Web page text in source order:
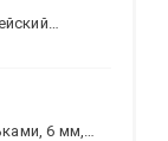
6 мм,